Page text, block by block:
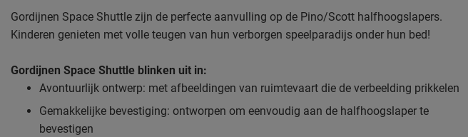
Gordijnen Space Shuttle zijn de perfecte aanvulling op de Pino/Scott halfhoogslapers.
Kinderen genieten met volle teugen van hun verborgen speelparadijs onder hun bed!
Gordijnen Space Shuttle blinken uit in:
Avontuurlijk ontwerp: met afbeeldingen van ruimtevaart die de verbeelding prikkelen
Gemakkelijke bevestiging: ontworpen om eenvoudig aan de halfhoogslaper te
bevestigen